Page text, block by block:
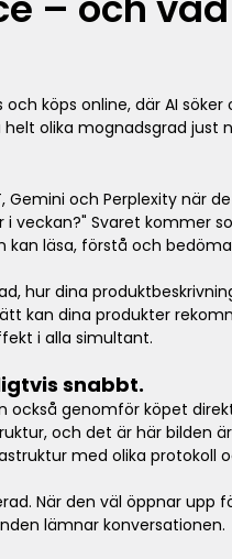
köps online, där AI
olika mognadsgrad just
och Perplexity när
veckan?" Svaret kommer
läsa, förstå och
hur dina
dina produkter
i alla simultant.
snabbt.
genomför köpet
och det är här bilden
med olika protokoll
När den väl öppnar upp
lämnar konversationen.